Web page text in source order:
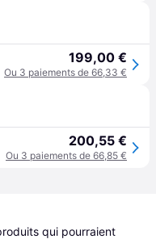
199,00 €
Ou 3 paiements de 66,33 €
200,55 €
Ou 3 paiements de 66,85 €
qui pourraient